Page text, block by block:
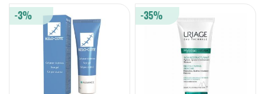
-3% -35%